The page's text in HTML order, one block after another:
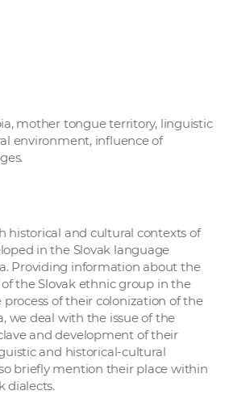
r
í
č
k
a
c
h
mother tongue territory, linguistic
environment, influence of
historical and cultural contexts of
in the Slovak language
Providing information about the
the Slovak ethnic group in the
of their colonization of the
we deal with the issue of the
and development of their
and historical-cultural
briefly mention their place within
dialects.